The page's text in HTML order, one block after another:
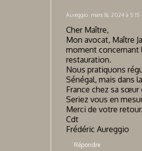
Aureggio mars 16, 2024 à 5:15
Cher Maître,
Mon avocat, Maître
moment concernant
restauration.
Nous pratiquons
Sénégal, mais dans
France chez sa
Seriez vous en
Merci de votre retour.
Cdt
Frédéric Aureggio
Répondre